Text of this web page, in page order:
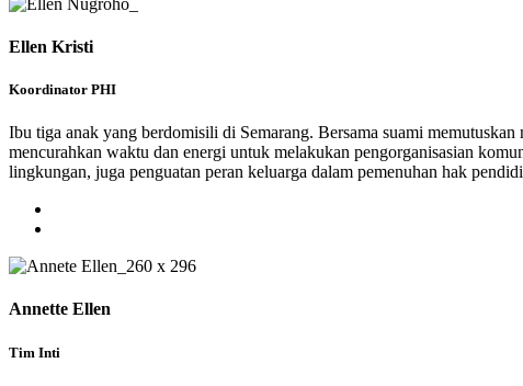
Ellen Kristi
Koordinator PHI
Ibu tiga anak yang berdomisili di Semarang. Bersama suami
mencurahkan waktu dan energi untuk melakukan pengorganisasian
lingkungan, juga penguatan peran keluarga dalam pemenuhan hak
Annette Ellen
Tim Inti